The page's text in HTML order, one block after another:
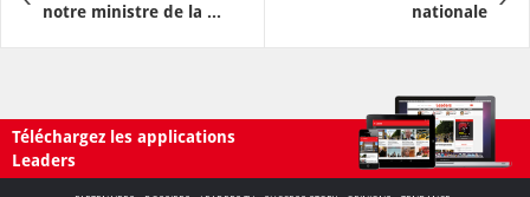
notre ministre de la ...
nationale
Téléchargez les applications
Leaders